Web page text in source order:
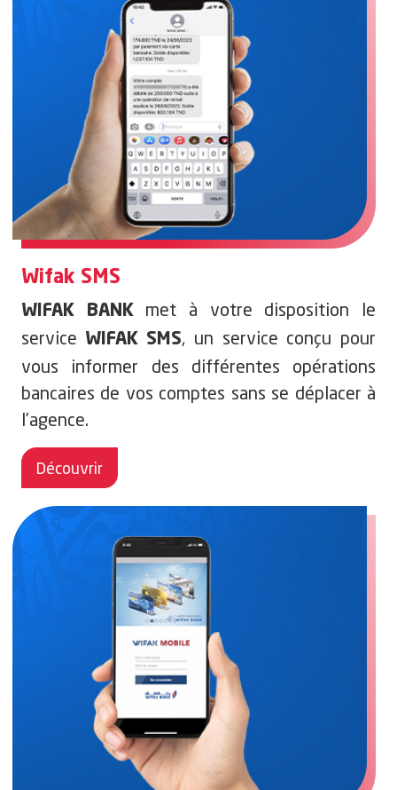
Wifak SMS
WIFAK BANK met à votre disposition le
service WIFAK SMS, un service conçu pour
vous informer des différentes opérations
bancaires de vos comptes sans se déplacer à
l’agence.
Découvrir